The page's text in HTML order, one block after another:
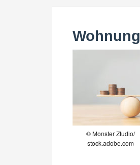
© Monster Ztudio/
stock.adobe.com